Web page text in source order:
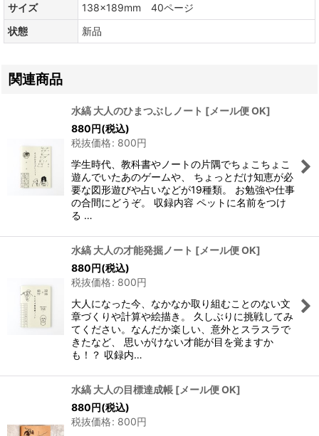
サイズ
138×189mm 40ページ
状態
新品
関連商品
水縞 大人のひまつぶしノート [メール便 OK]
880円(税込)
税抜価格: 800円
学生時代、教科書やノートの片隅でちょこちょこ
遊んでいたあのゲームや、 ちょっとだけ知恵が必
要な図形遊びや占いなどが19種類。 お勉強や仕事
の合間にどうぞ。 収録内容 ペットに名前をつけ
る …
水縞 大人の才能発掘ノート [メール便 OK]
880円(税込)
税抜価格: 800円
大人になった今、なかなか取り組むことのない文
章づくりや計算や絵描き。 久しぶりに挑戦してみ
てください。なんだか楽しい、意外とスラスラで
きたなど、 思いがけない才能が目を覚ますか
も！？ 収録内…
水縞 大人の目標達成帳 [メール便 OK]
880円(税込)
税抜価格: 800円